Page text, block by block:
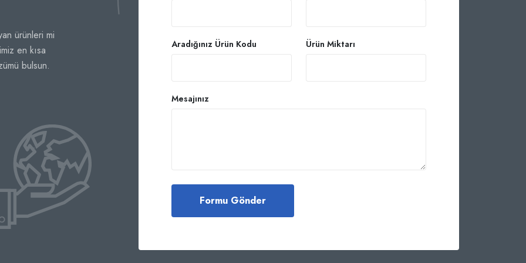
ürünleri mi
en kısa
bulsun.
Aradığınız Ürün Kodu Ürün Miktarı
Mesajınız